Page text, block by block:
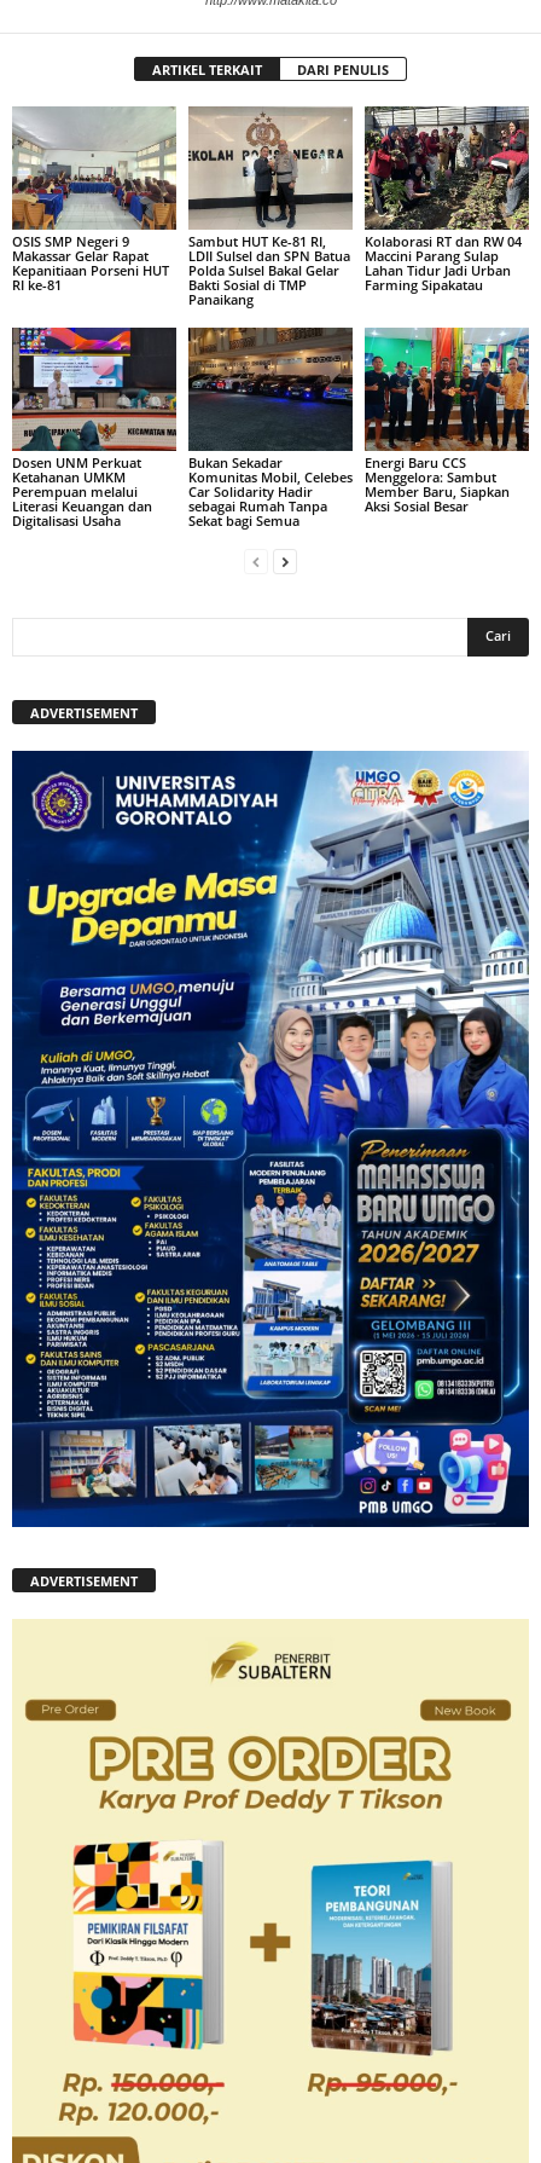
ARTIKEL TERKAIT DARI PENULIS
OSIS SMP Negeri 9
Makassar Gelar Rapat
Kepanitiaan Porseni HUT
RI ke-81
Sambut HUT Ke-81 RI,
LDII Sulsel dan SPN Batua
Polda Sulsel Bakal Gelar
Bakti Sosial di TMP
Panaikang
Kolaborasi RT dan RW 04
Maccini Parang Sulap
Lahan Tidur Jadi Urban
Farming Sipakatau
Dosen UNM Perkuat
Ketahanan UMKM
Perempuan melalui
Literasi Keuangan dan
Digitalisasi Usaha
Bukan Sekadar
Komunitas Mobil, Celebes
Car Solidarity Hadir
sebagai Rumah Tanpa
Sekat bagi Semua
Energi Baru CCS
Menggelora: Sambut
Member Baru, Siapkan
Aksi Sosial Besar
ADVERTISEMENT
ADVERTISEMENT